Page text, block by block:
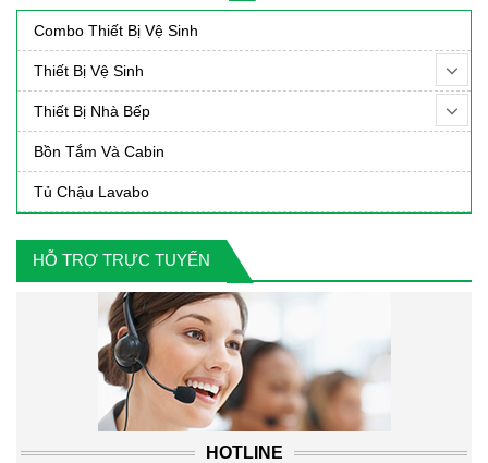
Combo Thiết Bị Vệ Sinh
Thiết Bị Vệ Sinh
Thiết Bị Nhà Bếp
Bồn Tắm Và Cabin
Tủ Chậu Lavabo
HỖ TRỢ TRỰC TUYẾN
HOTLINE
22,000,000₫.